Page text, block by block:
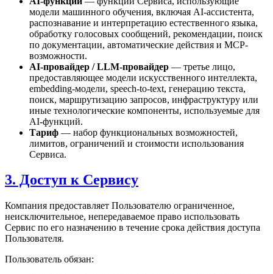
модели машинного обучения, включая AI-ассистента,
распознавание и интерпретацию естественного языка,
обработку голосовых сообщений, рекомендации, поиск
по документации, автоматические действия и MCP-
возможности.
AI-провайдер / LLM-провайдер — третье лицо,
предоставляющее модели искусственного интеллекта,
embedding-модели, speech-to-text, генерацию текста,
поиск, маршрутизацию запросов, инфраструктуру или
иные технологические компоненты, используемые для
AI-функций.
Тариф — набор функциональных возможностей,
лимитов, ограничений и стоимости использования
Сервиса.
3. Доступ к Сервису
Компания предоставляет Пользователю ограниченное,
неисключительное, непередаваемое право использовать
Сервис по его назначению в течение срока действия доступа
Пользователя.
Пользователь обязан: